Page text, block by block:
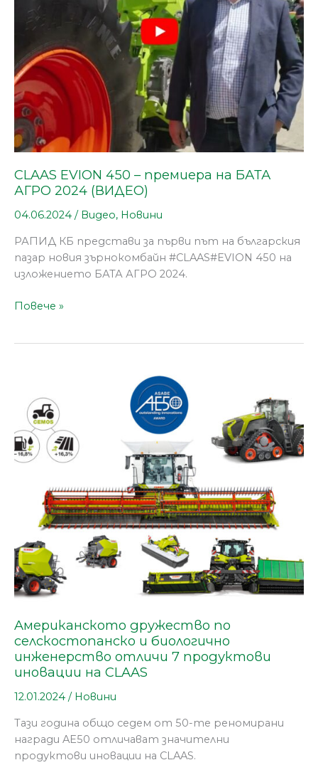
CLAAS EVION 450 – премиера на БАТА
АГРО 2024 (ВИДЕО)
04.06.2024 / Видео, Новини
РАПИД КБ представи за първи път на българския
пазар новия зърнокомбайн #CLAAS#EVION 450 на
изложението БАТА АГРО 2024.
БАТА
2024
(ВИДЕО)
Повече »
Aмериканското дружество по
селскостопанско и биологично
инженерство отличи 7 продуктови
иновации на CLAAS
12.01.2024 / Новини
Тази година общо седем от 50-те реномирани
награди AE50 отличават значителни
продуктови иновации на CLAAS.
по
селскостопанско
и
биологично
отличи
продуктови
иновации
на
CLAAS